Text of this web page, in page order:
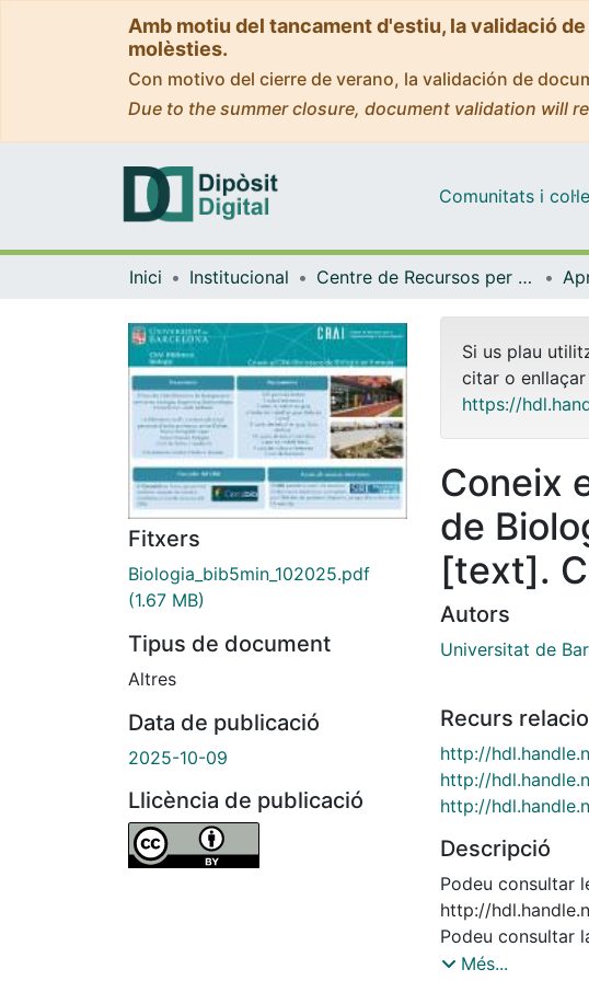
Amb motiu del tancament d'estiu, la validació
molèsties.
Con motivo del cierre de verano, la validación de
Due to the summer closure, document validation will
Comunitats i
Inici Institucional Centre de Recursos per a l'Aprenentatge i la Investigació (CRAI-UB) - Institucional
Fitxers
Biologia_bib5min_102025.pdf
(1.67 MB)
Tipus de document
Altres
Data de publicació
2025-10-09
Llicència de publicació
Si us plau
citar o
https://
Coneix
de
[text].
Autors
Universitat de
Recurs
http://
http://
http://
Descripció
Podeu consultar
http://
Podeu consultar
http://
Més...